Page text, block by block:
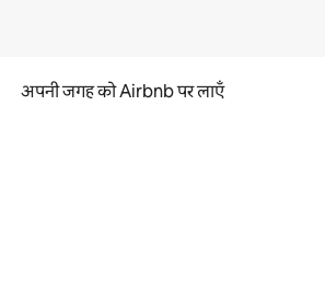
अपनी जगह को Airbnb पर लाएँ